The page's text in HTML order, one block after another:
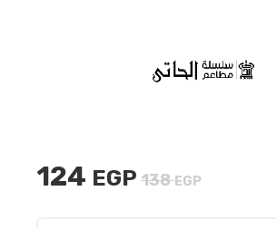
138EGP
السعر
124 EGP